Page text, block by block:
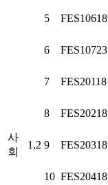
5 FES10618
6 FES10723
사
회
1,2
7 FES20118
8 FES20218
9 FES20318
10 FES20418